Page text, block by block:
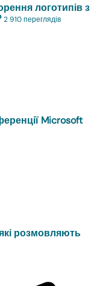
логотипів з
2 910 переглядів
Microsoft
розмовляють